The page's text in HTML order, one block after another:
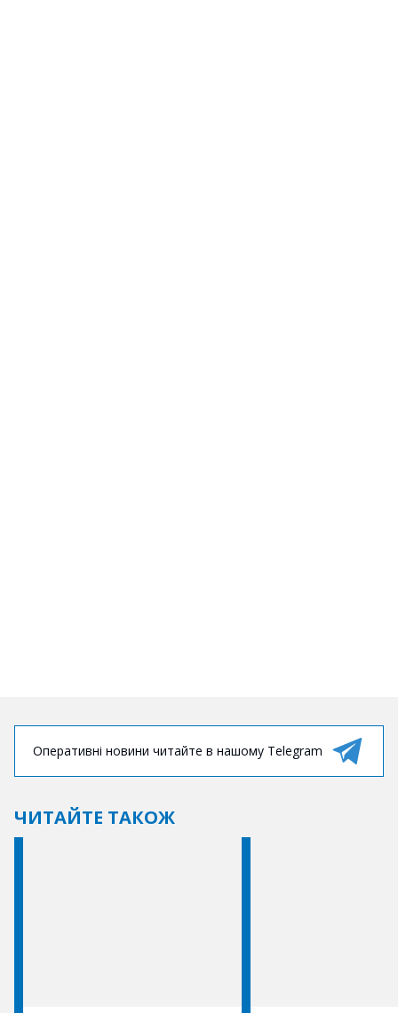
Оперативні новини читайте в нашому Telegram
ЧИТАЙТЕ ТАКОЖ